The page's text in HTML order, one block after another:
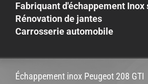
Fabriquant d'échappement Inox
Rénovation de jantes
Carrosserie automobile
Échappement inox Peugeot 208 GTI